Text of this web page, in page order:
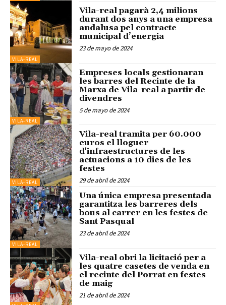
VILA-REAL
Vila-real pagarà 2,4 milions
durant dos anys a una empresa
andalusa pel contracte
municipal d’energia
23 de mayo de 2024
VILA-REAL
Empreses locals gestionaran
les barres del Recinte de la
Marxa de Vila-real a partir de
divendres
5 de mayo de 2024
VILA-REAL
Vila-real tramita per 60.000
euros el lloguer
d'infraestructures de les
actuacions a 10 dies de les
festes
29 de abril de 2024
VILA-REAL
Una única empresa presentada
garantitza les barreres dels
bous al carrer en les festes de
Sant Pasqual
23 de abril de 2024
Vila-real obri la licitació per a
les quatre casetes de venda en
el recinte del Porrat en festes
de maig
21 de abril de 2024